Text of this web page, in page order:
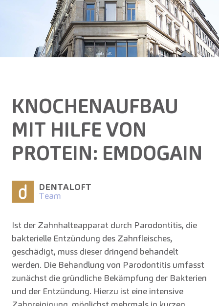
KNOCHENAUFBAU
MIT HILFE VON
PROTEIN: EMDOGAIN
DENTALOFT
Team
Ist der Zahnhalteapparat durch Parodontitis, die
bakterielle Entzündung des Zahnfleisches,
geschädigt, muss dieser dringend behandelt
werden. Die Behandlung von Parodontitis umfasst
zunächst die gründliche Bekämpfung der Bakterien
und der Entzündung. Hierzu ist eine intensive